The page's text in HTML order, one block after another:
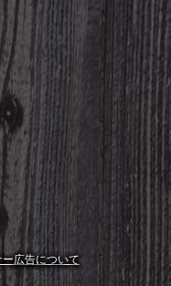
ー広告について